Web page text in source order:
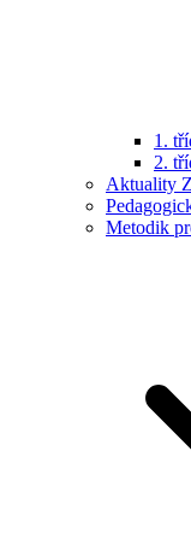
1.
2.
Aktuality
Metodik